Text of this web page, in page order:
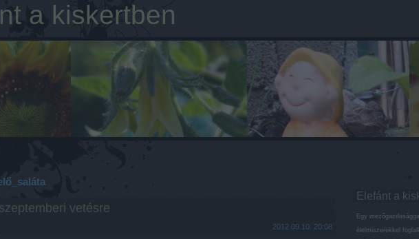
a kiskertben
Elefánt a
Egy
élelmiszerekkel
vetésre
2012.09.10. 20:08